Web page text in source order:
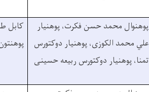
پوهنوال محمد حسن فکرت، پوهنيار
علي محمد الکوزی، پوهنيار دوکتورس
تمنا، پوهنيار دوکتورس ربيعه حسينی
کابل